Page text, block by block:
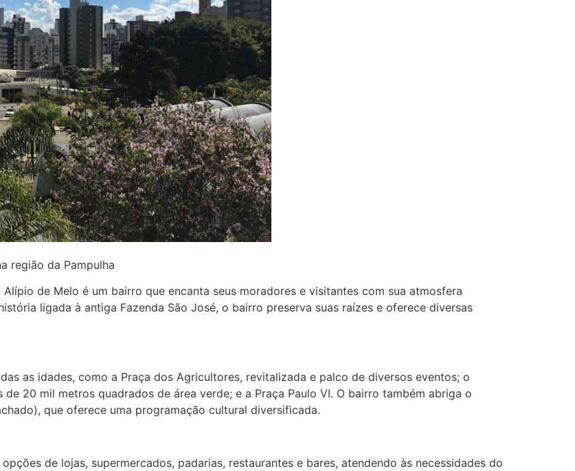
região da Pampulha
de Melo é um bairro que encanta seus moradores e visitantes com sua atmosfera
ligada à antiga Fazenda São José, o bairro preserva suas raízes e oferece diversas
as idades, como a Praça dos Agricultores, revitalizada e palco de diversos eventos; o
20 mil metros quadrados de área verde; e a Praça Paulo VI. O bairro também abriga o
que oferece uma programação cultural diversificada.
de lojas, supermercados, padarias, restaurantes e bares, atendendo às necessidades do